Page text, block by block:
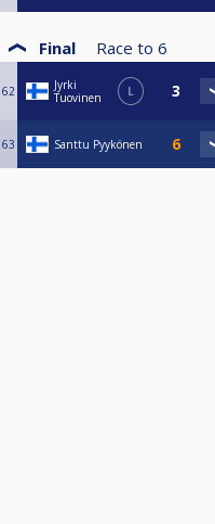
Final Race to 6
62
Jyrki
Tuovinen
L
63 Santtu Pyykönen